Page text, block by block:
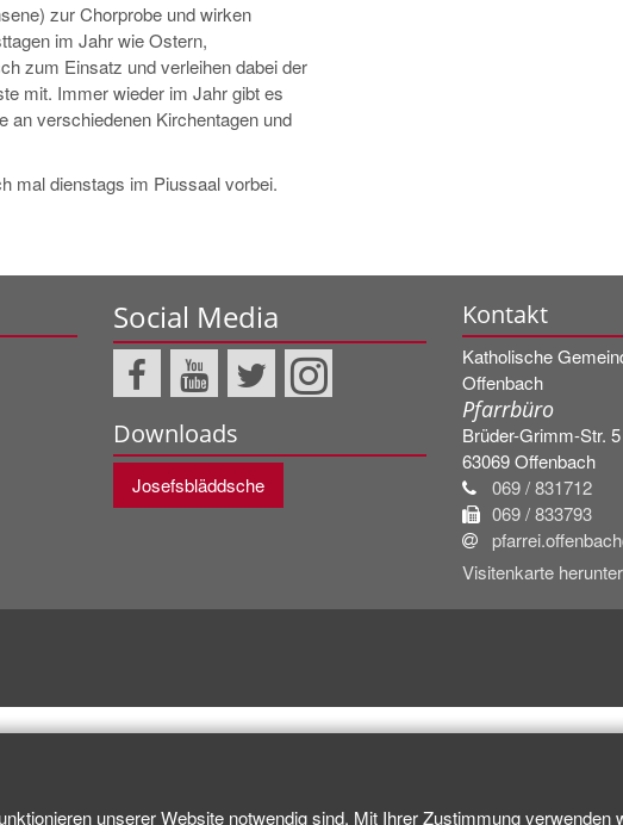
zur Chorprobe und wirken
im Jahr wie Ostern,
zum Einsatz und verleihen dabei der
mit. Immer wieder im Jahr gibt es
an verschiedenen Kirchentagen und
mal dienstags im Piussaal vorbei.
Social Media
Downloads
Josefsbläddsche
Kontakt
Katholische
Offenbach
Pfarrbüro
Brüder-Grimm-Str. 5
63069Offenbach
069 / 831712
069 / 833793
Visitenkarte
unserer Website notwendig sind. Mit Ihrer Zustimmung verwenden